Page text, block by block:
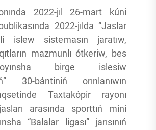
2022-jıl 26-mart kúni
2022-jılda “Jaslar
islew sistemasın jaratıw,
mazmunlı ótkeriw, bes
birge islesiw
30-bántiniń orınlanıwın
Taxtakópir rayonı
arasında sporttıń mini
“Balalar ligası” jarısınıń